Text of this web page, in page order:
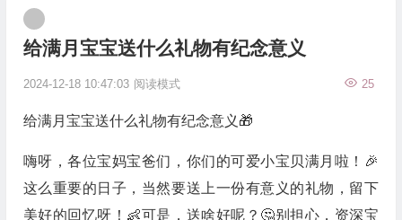
给满月宝宝送什么礼物有纪念意义
2024-12-18 10:47:03 25
阅读模式
给满月宝宝送什么礼物有纪念意义🎁
嗨呀，各位宝妈宝爸们，你们的可爱小宝贝满月啦！🎉
这么重要的日子，当然要送上一份有意义的礼物，留下
美好的回忆呀！👶可是，送啥好呢？🤔别担心，资深宝